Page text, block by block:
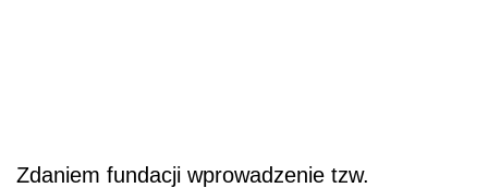
Zdaniem fundacji wprowadzenie tzw.